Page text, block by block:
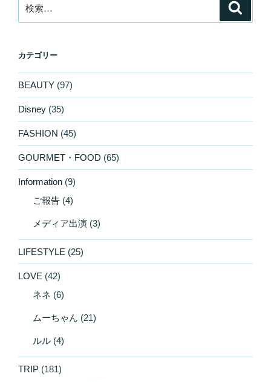
索:
カテゴリー
BEAUTY (97)
Disney (35)
FASHION (45)
GOURMET・FOOD (65)
Information (9)
ご報告 (4)
メディア出演 (3)
LIFESTYLE (25)
LOVE (42)
ネネ (6)
ムーちゃん (21)
ルル (4)
TRIP (181)